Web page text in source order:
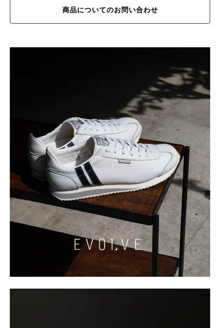
商品についてのお問い合わせ